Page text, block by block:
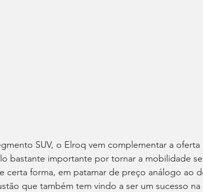
SUV, o Elroq vem complementar a oferta
bastante importante por tornar a mobilidade
certa forma, em patamar de preço análogo ao
que também tem vindo a ser um sucesso na